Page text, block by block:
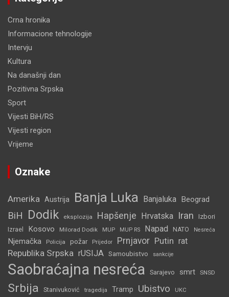
Crna hronika
Informacione tehnologije
Intervju
Kultura
Na današnji dan
Pozitivna Srpska
Sport
Vijesti BiH/RS
Vijesti region
Vrijeme
Oznake
Amerika Austrija Banja Luka Banjaluka Beograd
BiH Dodik eksplozija Hapšenje Hrvatska Iran Izbori
Izrael Kosovo Milorad Dodik MUP MUP RS Napad NATO Nesreća
Njemačka Policija požar Prijedor Prnjavor Putin rat
Republika Srpska rUSIJA Samoubistvo sankcije
Saobraćajna nesreća Sarajevo smrt SNSD
Srbija Stanivuković tragedija Tramp Ubistvo UKC